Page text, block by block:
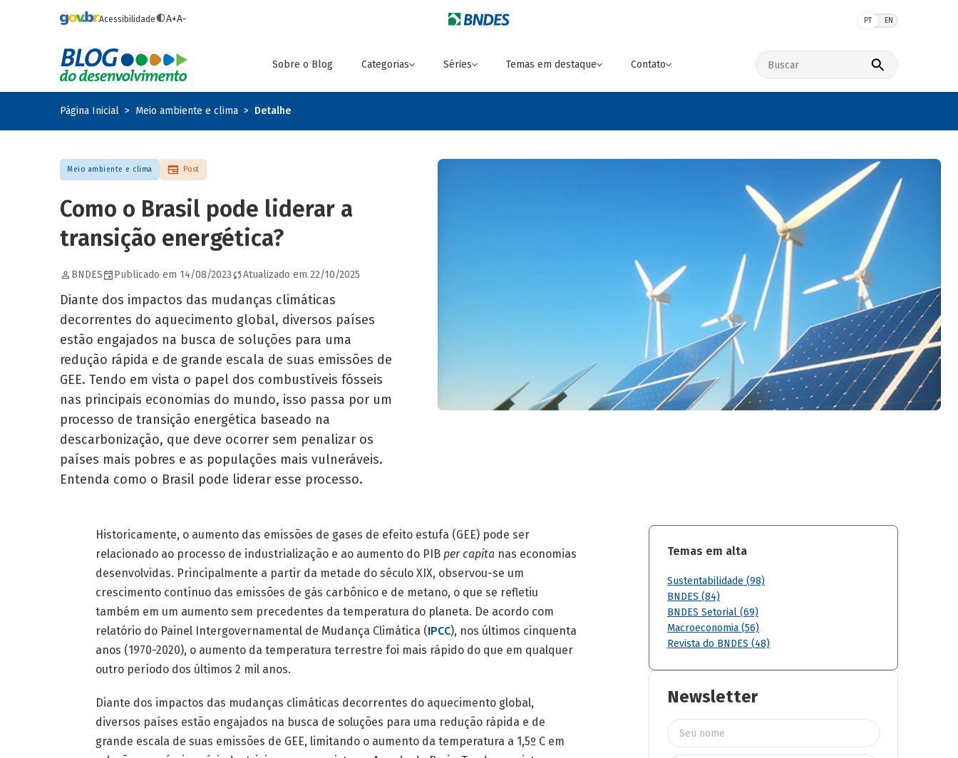
Acessibilidade A+A- PT EN
Sobre o Blog Categorias Séries Temas em destaque Contato
Buscar no site
Página Inicial Meio ambiente e clima Detalhe
Meio ambiente e clima Post
Como o Brasil pode liderar a
transição energética?
BNDES Publicado em 14/08/2023 Atualizado em 22/10/2025
Diante dos impactos das mudanças climáticas
decorrentes do aquecimento global, diversos países
estão engajados na busca de soluções para uma
redução rápida e de grande escala de suas emissões de
GEE. Tendo em vista o papel dos combustíveis fósseis
nas principais economias do mundo, isso passa por um
processo de transição energética baseado na
descarbonização, que deve ocorrer sem penalizar os
países mais pobres e as populações mais vulneráveis.
Entenda como o Brasil pode liderar esse processo.
Historicamente, o aumento das emissões de gases de efeito estufa (GEE) pode ser
relacionado ao processo de industrialização e ao aumento do PIB per capita nas economias
desenvolvidas. Principalmente a partir da metade do século XIX, observou-se um
crescimento contínuo das emissões de gás carbônico e de metano, o que se refletiu
também em um aumento sem precedentes da temperatura do planeta. De acordo com
relatório do Painel Intergovernamental de Mudança Climática (IPCC), nos últimos cinquenta
anos (1970-2020), o aumento da temperatura terrestre foi mais rápido do que em qualquer
outro período dos últimos 2 mil anos.
Diante dos impactos das mudanças climáticas decorrentes do aquecimento global,
diversos países estão engajados na busca de soluções para uma redução rápida e de
grande escala de suas emissões de GEE, limitando o aumento da temperatura a 1,5º C em
Temas em alta
Sustentabilidade (98)
BNDES (84)
BNDES Setorial (69)
Macroeconomia (56)
Revista do BNDES (48)
Newsletter